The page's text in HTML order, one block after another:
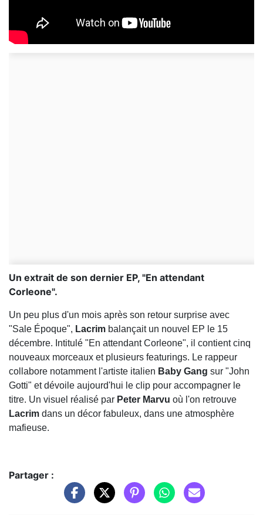
Un extrait de son dernier EP, "En attendant
Corleone".
Un peu plus d'un mois après son retour surprise avec
"Sale Époque", Lacrim balançait un nouvel EP le 15
décembre. Intitulé "En attendant Corleone", il contient cinq
nouveaux morceaux et plusieurs featurings. Le rappeur
collabore notamment l'artiste italien Baby Gang sur "John
Gotti" et dévoile aujourd'hui le clip pour accompagner le
titre. Un visuel réalisé par Peter Marvu où l'on retrouve
Lacrim dans un décor fabuleux, dans une atmosphère
mafieuse.
Partager :